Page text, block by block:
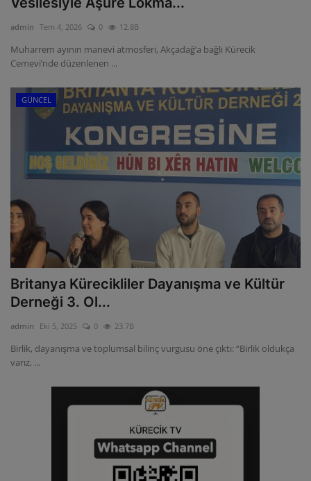
ULUSLARARASI
SAĞLIK VE YAŞAM TARZI
YEMEK
SEYAHAT
EĞİTİM
GALERİ
VİDEO
admin Tem 4, 2026 0 12.8B
Muharrem ayının manevi atmosferi, Akçadağ’a bağlı Kürecik
Cemevi’nde düzenlenen ...
GÜNCEL
Britanya Kürecikliler Dayanışma ve Kültür
Derneği 3. Ol...
admin Eki 5, 2025 0 23.7B
Birlik, dayanışma ve toplumsal bilinç vurgusu öne çıktı: “Birlik oldukça
varız, ...